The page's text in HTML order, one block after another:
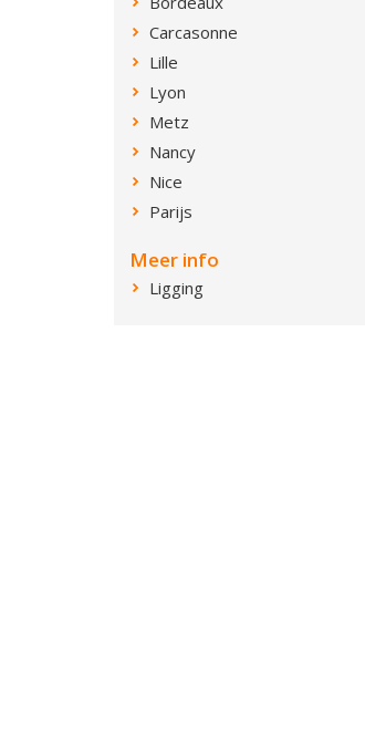
Carcasonne
Lille
Lyon
Metz
Nancy
Nice
Parijs
Meer info
Ligging